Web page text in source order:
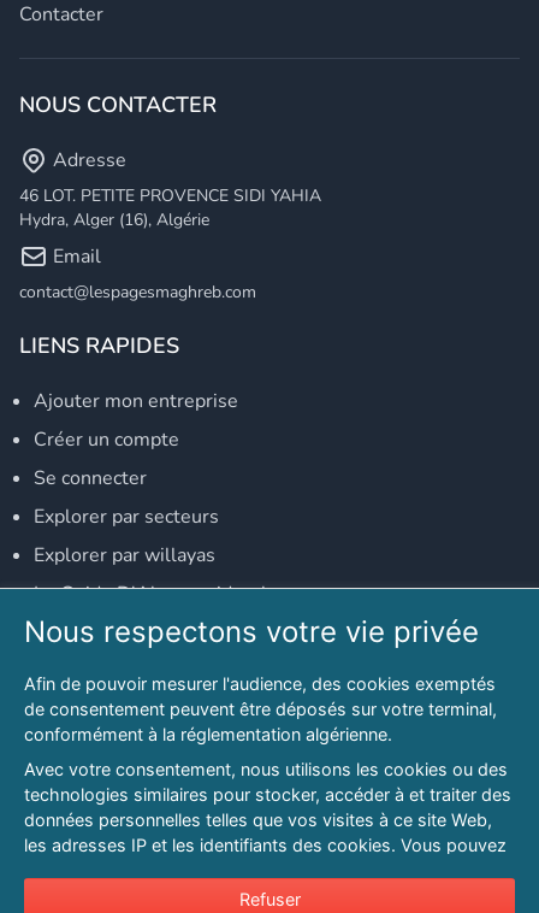
Contacter
NOUS CONTACTER
Adresse
46 LOT. PETITE PROVENCE SIDI YAHIA
Hydra, Alger (16), Algérie
Email
contact@lespagesmaghreb.com
LIENS RAPIDES
Ajouter mon entreprise
Créer un compte
Se connecter
Explorer par secteurs
Explorer par willayas
Le Guide D'Alger, guide-alger.com
NOS RÉSEAUX SOCIAUX
Notre page Facebook
Notre page LinkedIn
Notre page Instagram
Notre page Twitter
Nous respectons votre vie privée
Afin de pouvoir mesurer l'audience, des cookies exemptés
de consentement peuvent être déposés sur votre terminal,
conformément à la réglementation algérienne.
Avec votre consentement, nous utilisons les cookies ou des
technologies similaires pour stocker, accéder à et traiter des
données personnelles telles que vos visites à ce site Web,
les adresses IP et les identifiants des cookies. Vous pouvez
sur l'intérêt légitime à tout moment en cliquant sur « Refuser
Refuser